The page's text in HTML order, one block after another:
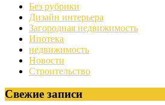
Без рубрики
Дизайн интерьера
Загородная недвижимость
Ипотека
недвижимость
Новости
Строительство
Свежие записи